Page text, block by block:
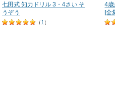
七田式 知力ドリル 3・4さい そ
うぞう
（ 1 ）
4歳
[全